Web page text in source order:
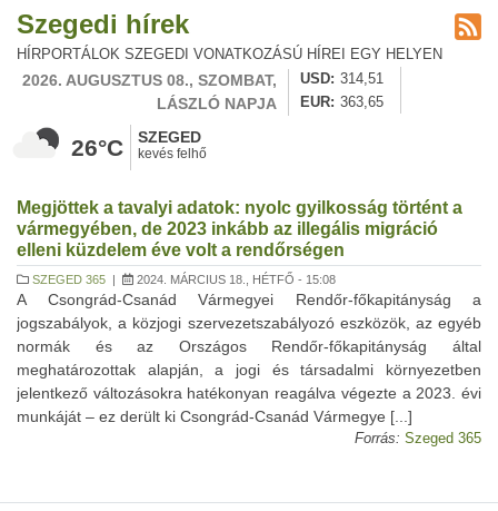
Szegedi hírek
HÍRPORTÁLOK SZEGEDI VONATKOZÁSÚ HÍREI EGY HELYEN
2026. AUGUSZTUS 08., SZOMBAT,
LÁSZLÓ NAPJA
USD
314,51
EUR
363,65
26°C SZEGED
kevés felhő
Megjöttek a tavalyi adatok: nyolc gyilkosság történt a
vármegyében, de 2023 inkább az illegális migráció
elleni küzdelem éve volt a rendőrségen
SZEGED 365 | 2024. MÁRCIUS 18., HÉTFŐ - 15:08
A Csongrád-Csanád Vármegyei Rendőr-főkapitányság a
jogszabályok, a közjogi szervezetszabályozó eszközök, az egyéb
normák és az Országos Rendőr-főkapitányság által
meghatározottak alapján, a jogi és társadalmi környezetben
jelentkező változásokra hatékonyan reagálva végezte a 2023. évi
munkáját – ez derült ki Csongrád-Csanád Vármegye [...]
Forrás: Szeged 365